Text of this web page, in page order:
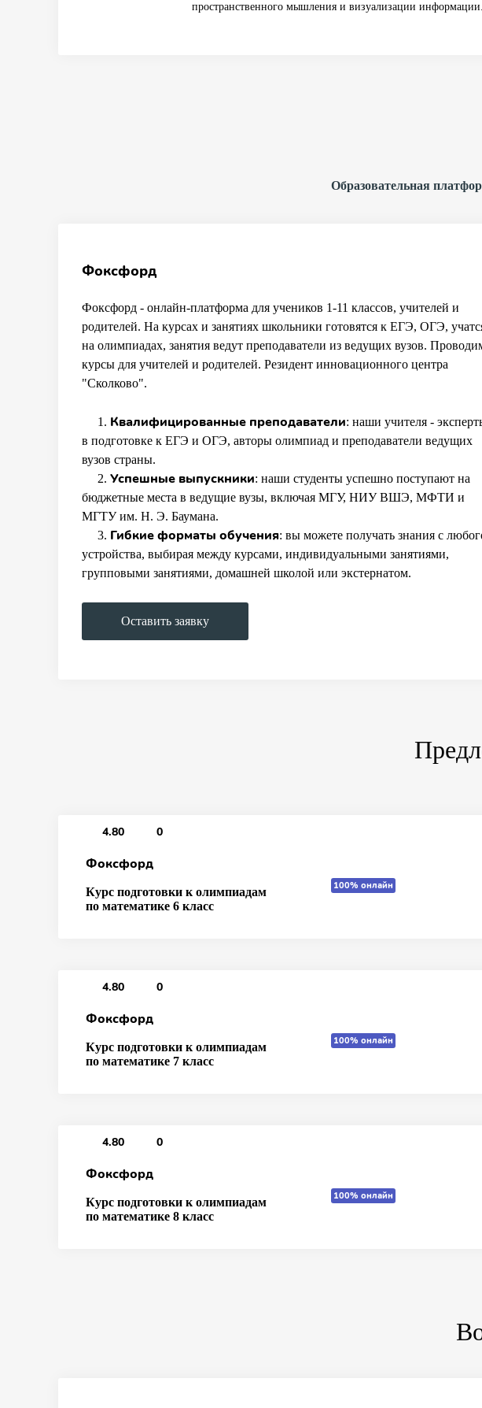
пространственного мышления и визуализации информации.
Образовательная
Фоксфорд
Фоксфорд - онлайн-платформа для учеников 1-11 классов, учителей и
родителей. На курсах и занятиях школьники готовятся к ЕГЭ, ОГЭ,
на олимпиадах, занятия ведут преподаватели из ведущих вузов.
курсы для учителей и родителей. Резидент инновационного центра
"Сколково".
1. Квалифицированные преподаватели: наши учителя -
в подготовке к ЕГЭ и ОГЭ, авторы олимпиад и преподаватели ведущих
вузов страны.
2. Успешные выпускники: наши студенты успешно поступают на
бюджетные места в ведущие вузы, включая МГУ, НИУ ВШЭ, МФТИ и
МГТУ им. Н. Э. Баумана.
3. Гибкие форматы обучения: вы можете получать знания с
устройства, выбирая между курсами, индивидуальными занятиями,
групповыми занятиями, домашней школой или экстернатом.
Оставить заявку
4.80 0
Фоксфорд
Курс подготовки к олимпиадам
по математике 6 класс
100% онлайн
4.80 0
Фоксфорд
Курс подготовки к олимпиадам
по математике 7 класс
100% онлайн
4.80 0
Фоксфорд
Курс подготовки к олимпиадам
по математике 8 класс
100% онлайн